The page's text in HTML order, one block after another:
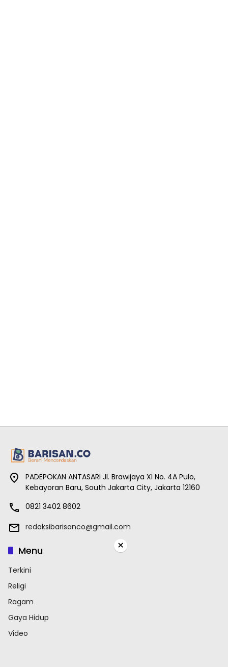
PADEPOKAN ANTASARI Jl. Brawijaya XI No. 4A Pulo,
Kebayoran Baru, South Jakarta City, Jakarta 12160
0821 3402 8602
redaksibarisanco@gmail.com
Menu
Terkini
Religi
Ragam
Gaya Hidup
Video
×